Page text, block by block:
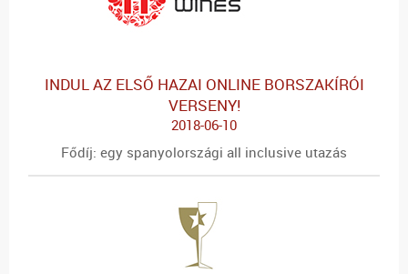
INDUL AZ ELSŐ HAZAI ONLINE BORSZAKÍRÓI
VERSENY!
2018-06-10
Fődíj: egy spanyolországi all inclusive utazás